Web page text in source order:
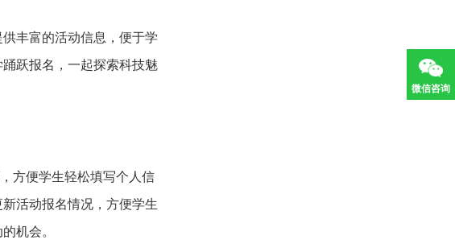
丰富的活动信息，便于学
跃报名，一起探索科技魅
方便学生轻松填写个人信
活动报名情况，方便学生
机会。
微信咨询